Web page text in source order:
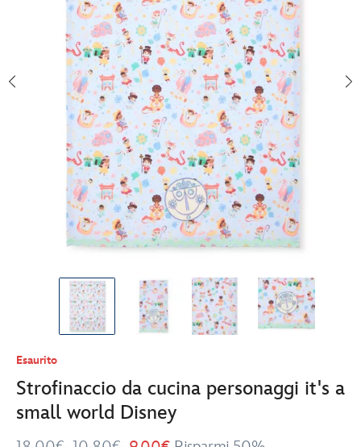
Esaurito
Strofinaccio da cucina personaggi it's a
small world Disney